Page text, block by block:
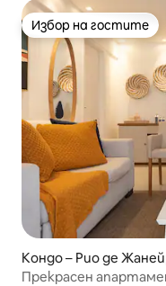
Избор на гостите
Избор на гостите
Кондо – Рио де
Прекрасен